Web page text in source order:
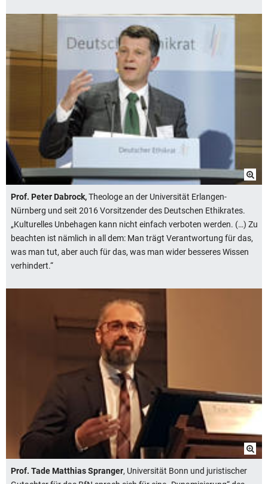
Prof. Peter Dabrock,Theologe an der Universität Erlangen-
Nürnberg und seit 2016 Vorsitzender des Deutschen Ethikrates.
„Kulturelles Unbehagen kann nicht einfach verboten werden. (…) Zu
beachten ist nämlich in all dem: Man trägt Verantwortung für das,
was man tut, aber auch für das, was man wider besseres Wissen
verhindert.“
Prof. Tade Matthias Spranger, Universität Bonn und juristischer